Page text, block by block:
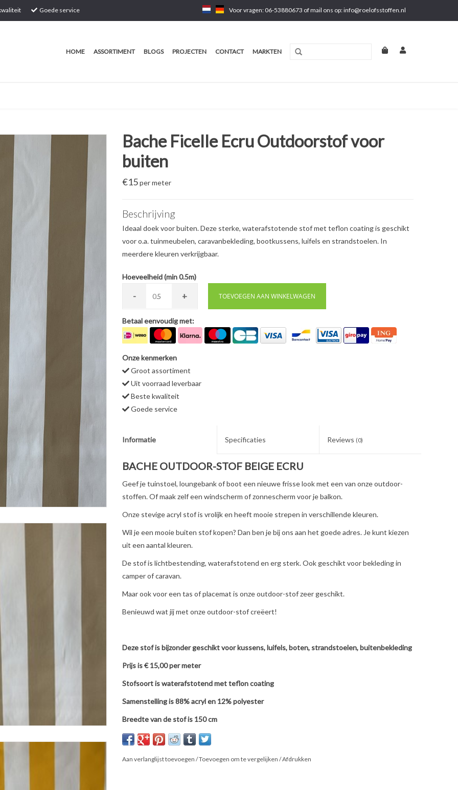
Goede service Voor vragen: 06-53880673 of mail ons op:info@roelofsstoffen.nl
HOME ASSORTIMENT BLOGS PROJECTEN CONTACT MARKTEN
Bache Ficelle Ecru Outdoorstof voor
buiten
€15per meter
Beschrijving
Ideaal doek voor buiten. Deze sterke, waterafstotende stof met teflon coating is geschikt
voor o.a. tuinmeubelen, caravanbekleding, bootkussens, luifels en strandstoelen. In
meerdere kleuren verkrijgbaar.
Hoeveelheid (min 0.5m)
- 0. + TOEVOEGEN AAN WINKELWAGEN
Betaal eenvoudig met:
Onze kenmerken
Groot assortiment
Uit voorraad leverbaar
Beste kwaliteit
Goede service
Informatie Specificaties Reviews (0)
BACHE OUTDOOR-STOF BEIGE ECRU
Geef je tuinstoel, loungebank of boot een nieuwe frisse look met een van onze outdoor-
stoffen. Of maak zelf een windscherm of zonnescherm voor je balkon.
Onze stevige acryl stof is vrolijk en heeft mooie strepen in verschillende kleuren.
Wil je een mooie buiten stof kopen? Dan ben je bij ons aan het goede adres. Je kunt kiezen
uit een aantal kleuren.
De stof is lichtbestending, waterafstotend en erg sterk. Ook geschikt voor bekleding in
camper of caravan.
Maar ook voor een tas of placemat is onze outdoor-stof zeer geschikt.
Benieuwd wat jij met onze outdoor-stof creëert!
Deze stof is bijzonder geschikt voor kussens, luifels, boten, strandstoelen, buitenbekleding
Prijs is € 15,00 per meter
Stofsoort is waterafstotend met teflon coating
Samenstelling is 88% acryl en 12% polyester
Breedte van de stof is 150 cm
Aan verlanglijst toevoegen /Toevoegen om te vergelijken /Afdrukken